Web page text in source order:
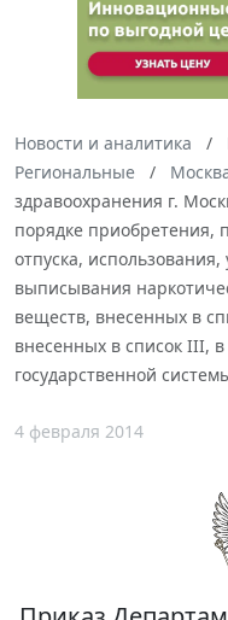
Новости и аналитика
Региональные
здравоохранения г.
порядке приобретения,
отпуска,
выписывания
веществ, внесенных в
внесенных в список III,
государственной
4 февраля 2014